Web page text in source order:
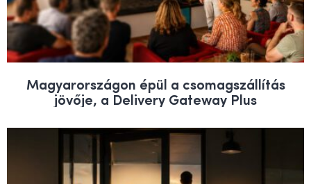
Magyarországon épül a csomagszállítás
jövője, a Delivery Gateway Plus